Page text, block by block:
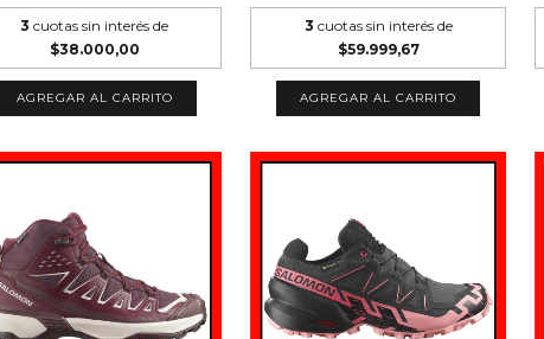
3 cuotas sin interés de
$38.000,00
AGREGAR AL CARRITO
3 cuotas sin interés de
$59.999,67
AGREGAR AL CARRITO